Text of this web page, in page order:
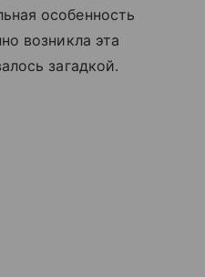
особенность
возникла эта
загадкой.